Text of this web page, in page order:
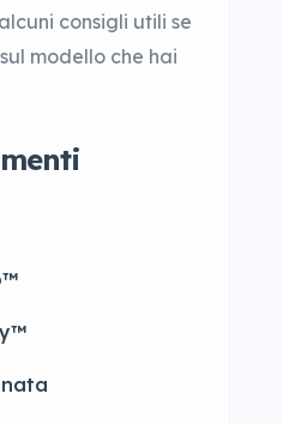
consigli utili se
modello che hai